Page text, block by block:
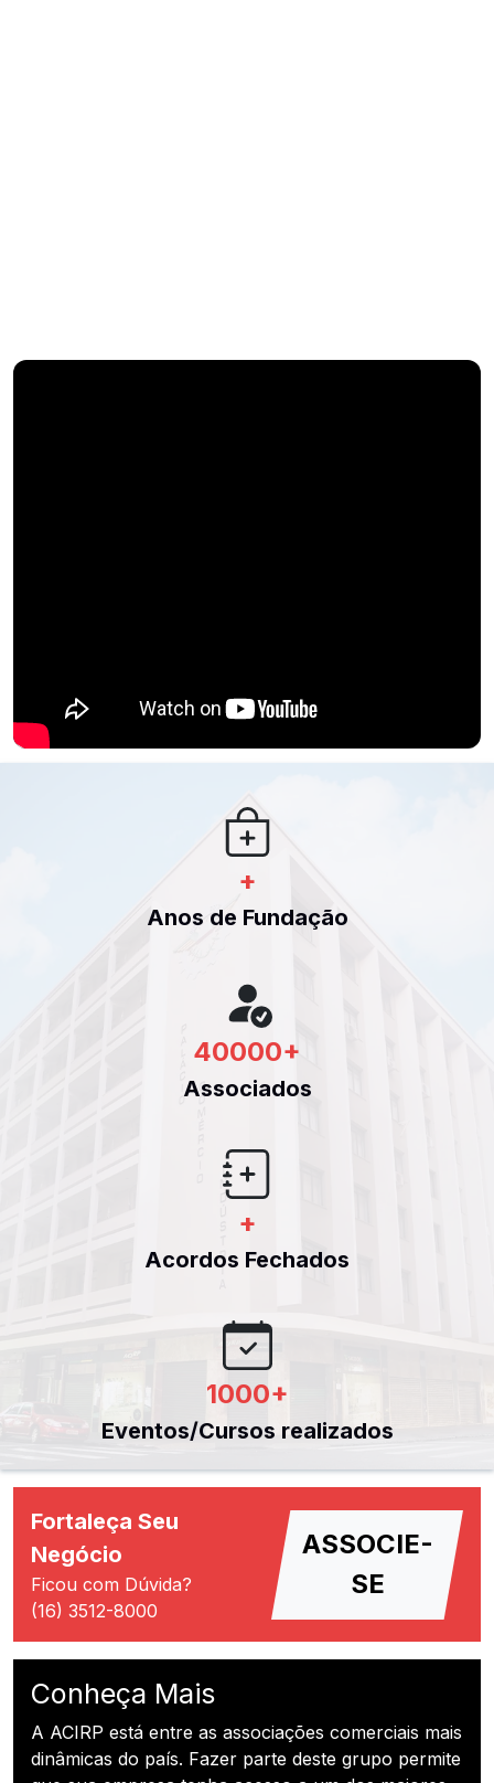
+
Anos de Fundação
40000+
Associados
+
Acordos Fechados
1000+
Eventos/Cursos realizados
Fortaleça Seu
Negócio
Ficou com Dúvida?
(16) 3512-8000
ASSOCIE-
SE
Conheça Mais
A ACIRP está entre as associações comerciais mais
dinâmicas do país. Fazer parte deste grupo permite